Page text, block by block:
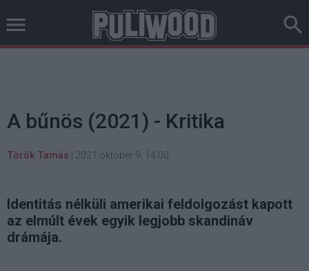
A bűnös (2021) - Kritika
Török Tamás 2021 október 9. 14:00
Identitás nélküli amerikai feldolgozást kapott
az elmúlt évek egyik legjobb skandináv
drámája.